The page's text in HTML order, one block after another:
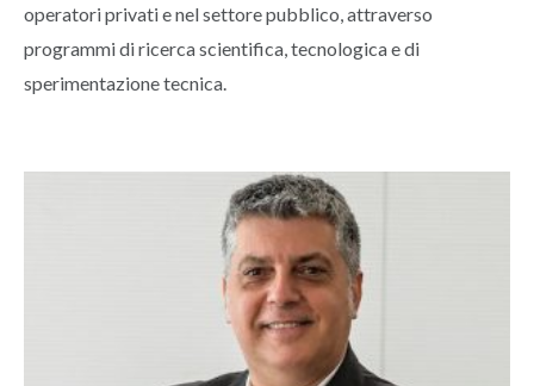
operatori privati e nel settore pubblico, attraverso
programmi di ricerca scientifica, tecnologica e di
sperimentazione tecnica.